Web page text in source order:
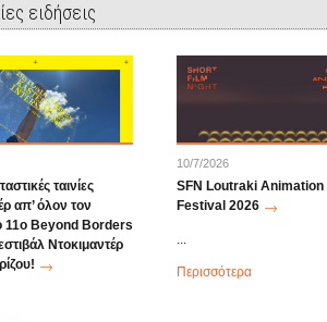
ειδήσεις
ταινίες
απ’ όλον τον
11ο Beyond Borders
Ντοκιμαντέρ
10/7/2026
SFN Loutraki Animation
Festival 2026
...
Περισσότερα